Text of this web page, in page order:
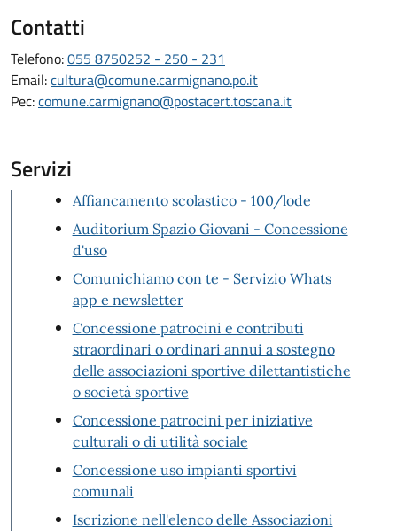
Contatti
Telefono:055 8750252 - 250 - 231
Email:cultura@comune.carmignano.po.it
Pec:comune.carmignano@postacert.toscana.it
Servizi
Affiancamento scolastico - 100/lode
Auditorium Spazio Giovani - Concessione
d'uso
Comunichiamo con te - Servizio Whats
app e newsletter
Concessione patrocini e contributi
straordinari o ordinari annui a sostegno
delle associazioni sportive dilettantistiche
o società sportive
Concessione patrocini per iniziative
culturali o di utilità sociale
Concessione uso impianti sportivi
comunali
Iscrizione nell'elenco delle Associazioni